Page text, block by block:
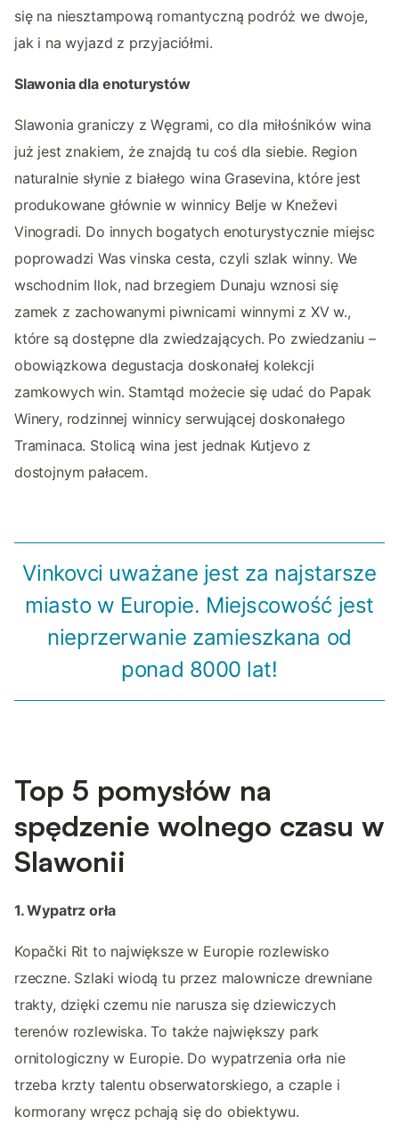
się na niesztampową romantyczną podróż we dwoje,
jak i na wyjazd z przyjaciółmi.
Slawonia dla enoturystów
Slawonia graniczy z Węgrami, co dla miłośników wina
już jest znakiem, że znajdą tu coś dla siebie. Region
naturalnie słynie z białego wina Grasevina, które jest
produkowane głównie w winnicy Belje w Kneževi
Vinogradi. Do innych bogatych enoturystycznie miejsc
poprowadzi Was vinska cesta, czyli szlak winny. We
wschodnim Ilok, nad brzegiem Dunaju wznosi się
zamek z zachowanymi piwnicami winnymi z XV w.,
które są dostępne dla zwiedzających. Po zwiedzaniu –
obowiązkowa degustacja doskonałej kolekcji
zamkowych win. Stamtąd możecie się udać do Papak
Winery, rodzinnej winnicy serwującej doskonałego
Traminaca. Stolicą wina jest jednak Kutjevo z
dostojnym pałacem.
Vinkovci uważane jest za najstarsze
miasto w Europie. Miejscowość jest
nieprzerwanie zamieszkana od
ponad 8000 lat!
Top 5 pomysłów na
spędzenie wolnego czasu w
Slawonii
1. Wypatrz orła
Kopački Rit to największe w Europie rozlewisko
rzeczne. Szlaki wiodą tu przez malownicze drewniane
trakty, dzięki czemu nie narusza się dziewiczych
terenów rozlewiska. To także największy park
ornitologiczny w Europie. Do wypatrzenia orła nie
trzeba krzty talentu obserwatorskiego, a czaple i
kormorany wręcz pchają się do obiektywu.